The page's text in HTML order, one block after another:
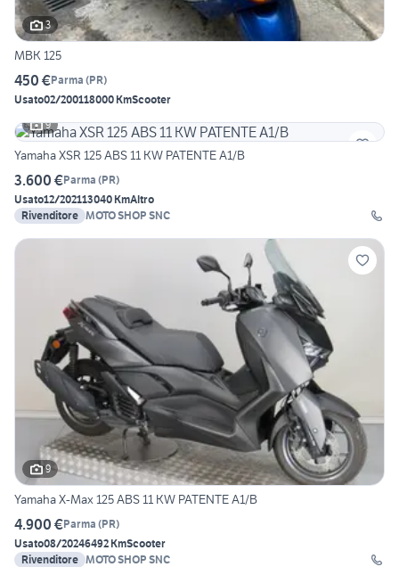
3
MBK 125
450 €Parma (PR)
Usato02/200118000 KmScooter
9
Yamaha XSR 125 ABS 11 KW PATENTE A1/B
3.600 €Parma (PR)
Usato12/202113040 KmAltro
Rivenditore MOTO SHOP SNC
9
Yamaha X-Max 125 ABS 11 KW PATENTE A1/B
4.900 €Parma (PR)
Usato08/20246492 KmScooter
Rivenditore MOTO SHOP SNC